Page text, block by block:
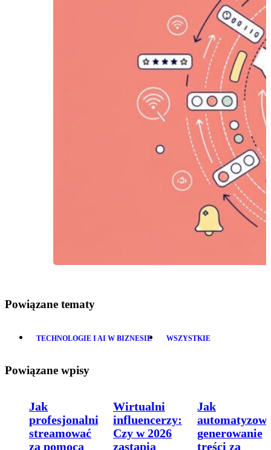
Powiązane tematy
TECHNOLOGIE I AI W BIZNESIE WSZYSTKIE
Powiązane wpisy
Jak
profesjonalnie
streamować
za pomocą
Wirtualni
influencerzy:
Czy w 2026
zastąpią
Jak
generowanie
treści za